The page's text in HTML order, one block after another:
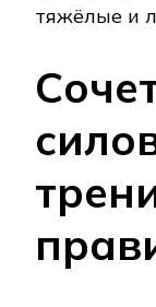
тяжёлые и